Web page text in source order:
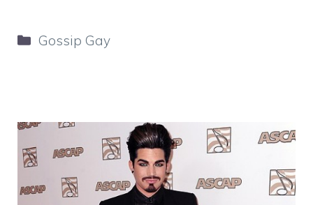
Categorie
Gossip Gay